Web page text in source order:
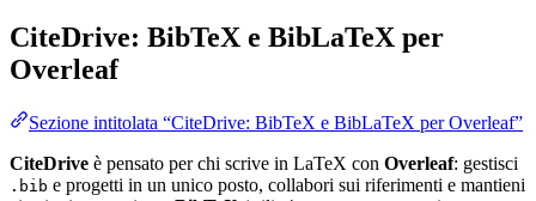
CiteDrive: BibTeX e BibLaTeX per
Overleaf
Sezione intitolata “CiteDrive: BibTeX e BibLaTeX per Overleaf”
CiteDrive è pensato per chi scrive in LaTeX con Overleaf: gestisci
.bib e progetti in un unico posto, collabori sui riferimenti e mantieni